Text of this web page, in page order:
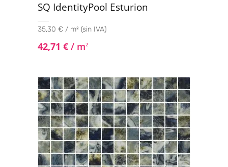
SQ IdentityPool Esturion
35,30 € / m² (sin IVA)
42,71 € / m2